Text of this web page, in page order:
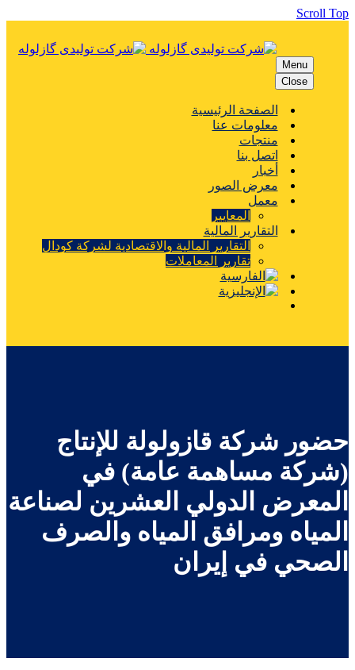
Scroll
Menu
Close
الصفحة الرئيسية
معلومات عنا
منتجات
اتصل بنا
أخبار
معرض الصور
معمل
المعايير
التقارير المالية
التقارير المالية والاقتصادية لشركة كودال
تقارير المعاملات
شركة قازولولة للإنتاج
مساهمة عامة) في
الدولي العشرين لصناعة
ومرافق المياه والصرف
في إيران